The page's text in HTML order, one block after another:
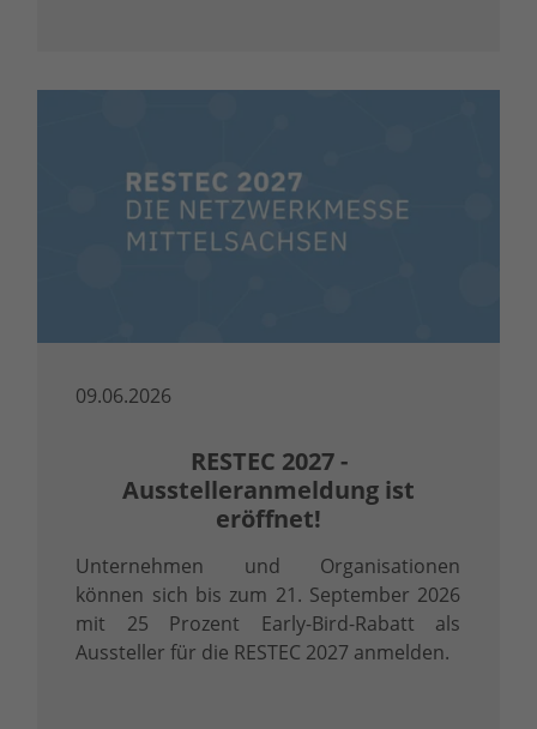
09.06.2026
RESTEC 2027 -
Ausstelleranmeldung ist
eröffnet!
Unternehmen und Organisationen
können sich bis zum 21. September 2026
mit 25 Prozent Early-Bird-Rabatt als
Aussteller für die RESTEC 2027 anmelden.